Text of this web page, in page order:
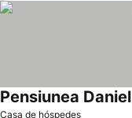
Casa de hóspedes
Pensiunea Daniel